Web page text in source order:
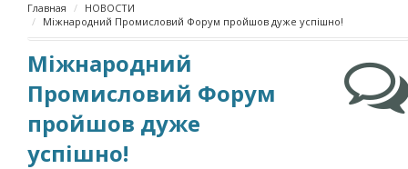
Главная
НОВОСТИ
Міжнародний Промисловий Форум пройшов дуже успішно!
Міжнародний
Промисловий Форум
пройшов дуже
успішно!